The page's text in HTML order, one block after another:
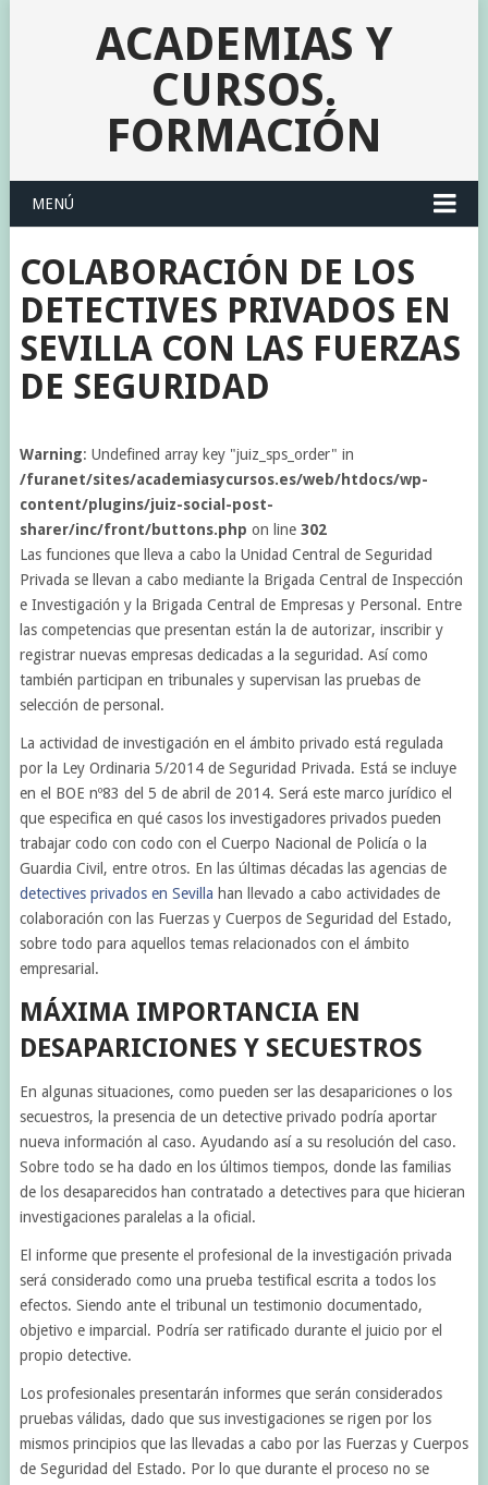
ACADEMIAS Y
CURSOS.
FORMACIÓN
MENÚ
COLABORACIÓN DE LOS
DETECTIVES PRIVADOS EN
SEVILLA CON LAS FUERZAS
DE SEGURIDAD
Warning: Undefined array key "juiz_sps_order" in
/furanet/sites/academiasycursos.es/web/htdocs/wp-
content/plugins/juiz-social-post-
sharer/inc/front/buttons.php on line 302
Las funciones que lleva a cabo la Unidad Central de Seguridad
Privada se llevan a cabo mediante la Brigada Central de Inspección
e Investigación y la Brigada Central de Empresas y Personal. Entre
las competencias que presentan están la de autorizar, inscribir y
registrar nuevas empresas dedicadas a la seguridad. Así como
también participan en tribunales y supervisan las pruebas de
selección de personal.
La actividad de investigación en el ámbito privado está regulada
por la Ley Ordinaria 5/2014 de Seguridad Privada. Está se incluye
en el BOE nº83 del 5 de abril de 2014. Será este marco jurídico el
que especifica en qué casos los investigadores privados pueden
trabajar codo con codo con el Cuerpo Nacional de Policía o la
Guardia Civil, entre otros. En las últimas décadas las agencias de
detectives privados en Sevilla han llevado a cabo actividades de
colaboración con las Fuerzas y Cuerpos de Seguridad del Estado,
sobre todo para aquellos temas relacionados con el ámbito
empresarial.
MÁXIMA IMPORTANCIA EN
DESAPARICIONES Y SECUESTROS
En algunas situaciones, como pueden ser las desapariciones o los
secuestros, la presencia de un detective privado podría aportar
nueva información al caso. Ayudando así a su resolución del caso.
Sobre todo se ha dado en los últimos tiempos, donde las familias
de los desaparecidos han contratado a detectives para que hicieran
investigaciones paralelas a la oficial.
El informe que presente el profesional de la investigación privada
será considerado como una prueba testifical escrita a todos los
efectos. Siendo ante el tribunal un testimonio documentado,
objetivo e imparcial. Podría ser ratificado durante el juicio por el
propio detective.
Los profesionales presentarán informes que serán considerados
pruebas válidas, dado que sus investigaciones se rigen por los
mismos principios que las llevadas a cabo por las Fuerzas y Cuerpos
de Seguridad del Estado. Por lo que durante el proceso no se